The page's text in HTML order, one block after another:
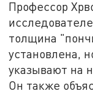
Профессор
толщина
установлена,
указывают на
Он также